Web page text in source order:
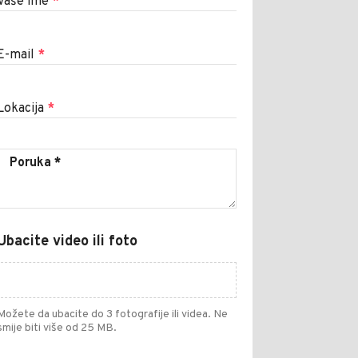
mail *
*
video ili foto
da ubacite do 3 fotografije ili videa. Ne
biti više od 25 MB.